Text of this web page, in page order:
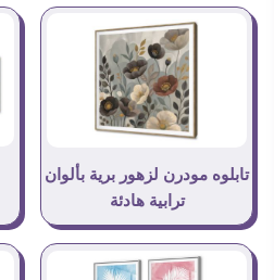
تابلوه مودرن لزهور برية بألوان
ترابية هادئة